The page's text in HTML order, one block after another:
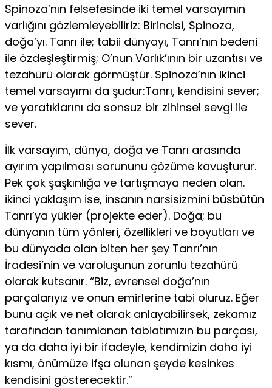
Spinoza’nın felsefesinde iki temel varsayımın
varlı­ğını gözlemleyebiliriz: Birincisi, Spinoza,
doğa’yı. Tanrı ile; tabii dünyayı, Tanrı’nın bedeni
ile özdeşleştirmiş; O’nun Varlık’ının bir uzantısı ve
tezahürü olarak görmüştür. Spinoza’nın ikinci
temel varsayımı da şudur:Tanrı, kendisini sever;
ve yaratıklarını da sonsuz bir zihinsel sevgi ile
sever.
İlk varsayım, dünya, doğa ve Tanrı arasında
ayırım yapılması sorununu çözüme kavuşturur.
Pek çok şaşkınlığa ve tartışmaya neden olan.
ikinci yaklaşım ise, insanın narsisizmini büsbütün
Tanrı’ya yükler (projekte eder). Doğa; bu
dünyanın tüm yönleri, özellikleri ve boyutları ve
bu dünyada olan biten her şey Tanrı’nın
İradesi’nin ve varoluşunun zorunlu tezahürü
olarak kutsanır. “Biz, evrensel doğa’nın
parçalarıyız ve onun emirlerine tabi oluruz. Eğer
bunu açık ve net olarak anlayabilirsek, zekamız
tarafından tanımlanan tabiatımızın bu parçası,
ya da daha iyi bir ifadeyle, kendimizin daha iyi
kısmı, önümüze ifşa olunan şeyde kesinkes
kendisini gösterecektir.”